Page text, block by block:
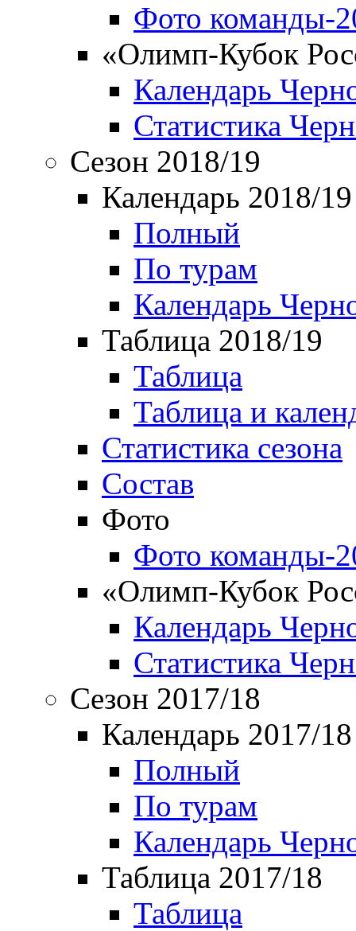
Фото команды-
«Олимп-Кубок
Календарь
Статистика
Сезон 2018/19
Календарь 2018/19
Полный
По турам
Календарь
Таблица 2018/19
Таблица
Таблица и
Статистика сезона
Состав
Фото
Фото команды-
«Олимп-Кубок
Календарь
Статистика
Сезон 2017/18
Календарь 2017/18
Полный
По турам
Календарь
Таблица 2017/18
Таблица